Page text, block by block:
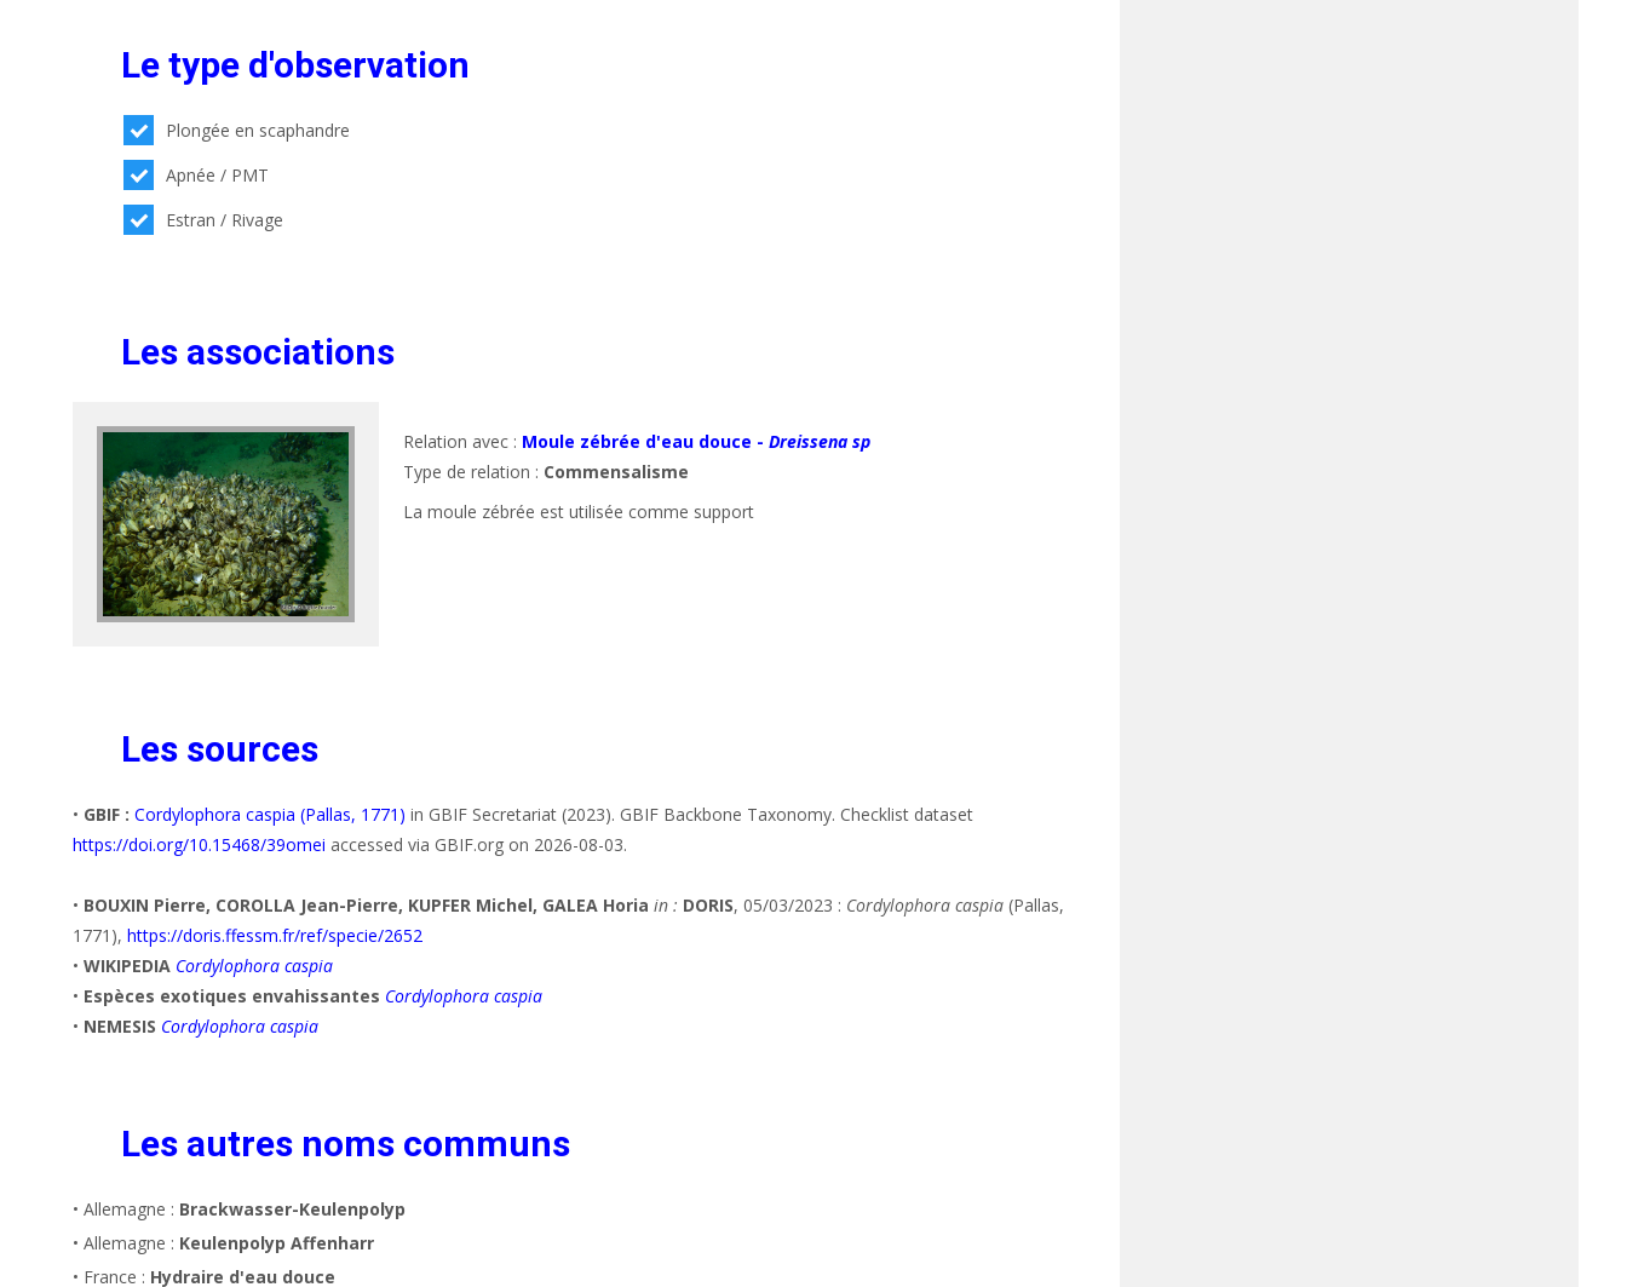
Le type d'observation
Plongée en scaphandre
Apnée / PMT
Estran / Rivage
Les associations
Relation avec : Moule zébrée d'eau douce -Dreissena sp
Type de relation : Commensalisme
La moule zébrée est utilisée comme support
Les sources
• GBIF : Cordylophora caspia (Pallas, 1771) in GBIF Secretariat (2023). GBIF Backbone Taxonomy. Checklist dataset
https://doi.org/10.15468/39omei accessed via GBIF.org on 2026-08-03.
• BOUXIN Pierre, COROLLA Jean-Pierre, KUPFER Michel, GALEA Horia in : DORIS, 05/03/2023 : Cordylophora caspia (Pallas,
1771), https://doris.ffessm.fr/ref/specie/2652
• WIKIPEDIA Cordylophora caspia
• Espèces exotiques envahissantes Cordylophora caspia
• NEMESIS Cordylophora caspia
Les autres noms communs
• Allemagne : Brackwasser-Keulenpolyp
• Allemagne : Keulenpolyp Affenharr
• France : Hydraire d'eau douce